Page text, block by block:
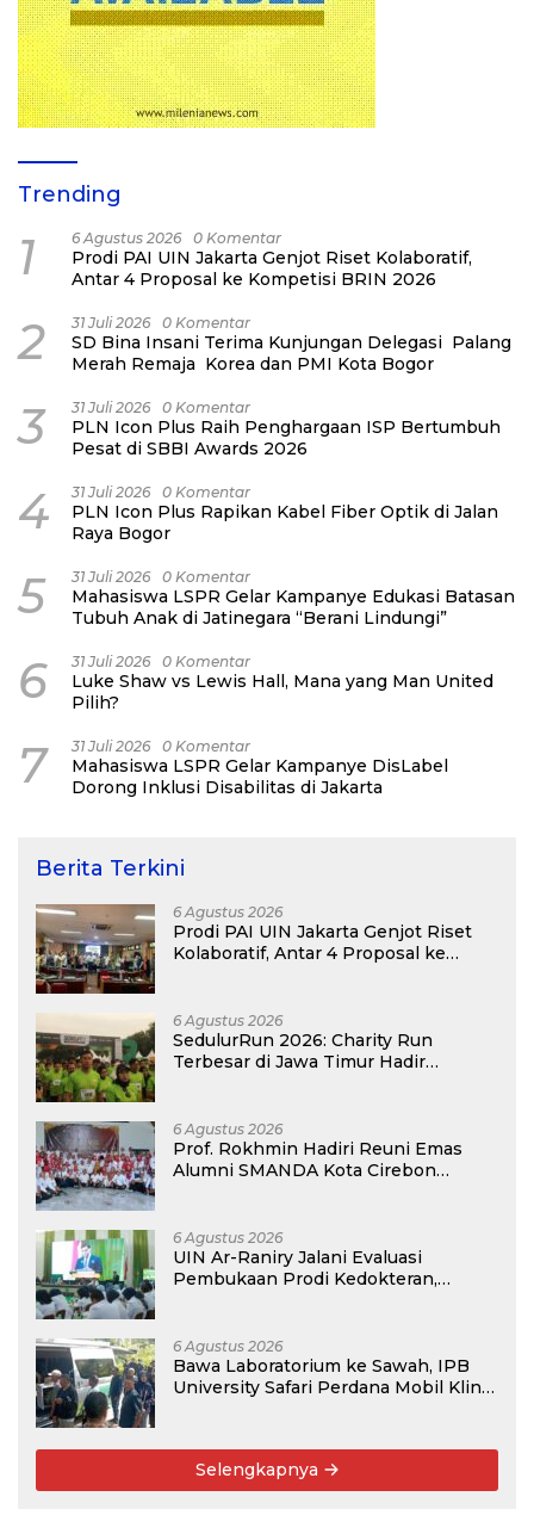
Trending
1 6 Agustus 2026 0 Komentar
Prodi PAI UIN Jakarta Genjot Riset Kolaboratif,
Antar 4 Proposal ke Kompetisi BRIN 2026
2 31 Juli 2026 0 Komentar
SD Bina Insani Terima Kunjungan Delegasi Palang
Merah Remaja Korea dan PMI Kota Bogor
3 31 Juli 2026 0 Komentar
PLN Icon Plus Raih Penghargaan ISP Bertumbuh
Pesat di SBBI Awards 2026
4 31 Juli 2026 0 Komentar
PLN Icon Plus Rapikan Kabel Fiber Optik di Jalan
Raya Bogor
5 31 Juli 2026 0 Komentar
Mahasiswa LSPR Gelar Kampanye Edukasi Batasan
Tubuh Anak di Jatinegara “Berani Lindungi”
6 31 Juli 2026 0 Komentar
Luke Shaw vs Lewis Hall, Mana yang Man United
Pilih?
7 31 Juli 2026 0 Komentar
Mahasiswa LSPR Gelar Kampanye DisLabel
Dorong Inklusi Disabilitas di Jakarta
Berita Terkini
6 Agustus 2026
Prodi PAI UIN Jakarta Genjot Riset
Kolaboratif, Antar 4 Proposal ke
6 Agustus 2026
SedulurRun 2026: Charity Run
Terbesar di Jawa Timur Hadir
Guru Honorer
6 Agustus 2026
Prof. Rokhmin Hadiri Reuni Emas
Alumni SMANDA Kota Cirebon
6 Agustus 2026
UIN Ar-Raniry Jalani Evaluasi
Pembukaan Prodi Kedokteran,
6 Agustus 2026
Bawa Laboratorium ke Sawah, IPB
University Safari Perdana Mobil Klinik
Selengkapnya